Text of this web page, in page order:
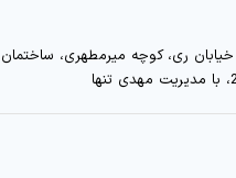
ری، کوچه میرمطهری، ساختمان